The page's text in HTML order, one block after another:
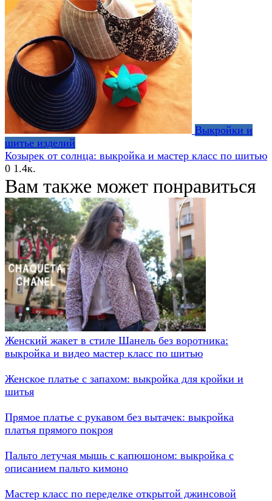
Выкройки и
шитье изделий
Козырек от солнца: выкройка и мастер класс по шитью
0 1.4к.
Вам также может понравиться
Женский жакет в стиле Шанель без воротника:
выкройка и видео мастер класс по шитью
Женское платье с запахом: выкройка для кройки и
шитья
Прямое платье с рукавом без вытачек: выкройка
платья прямого покроя
Пальто летучая мышь с капюшоном: выкройка с
описанием пальто кимоно
Мастер класс по переделке открытой джинсовой